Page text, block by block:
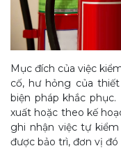
Mục đích của việc
cố, hư hỏng của
biện pháp khắc
xuất hoặc theo kế
ghi nhận việc tự
được bảo trì, đơn vị đó